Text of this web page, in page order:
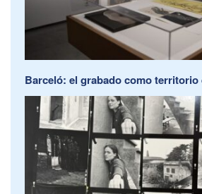
Barceló: el grabado como territorio